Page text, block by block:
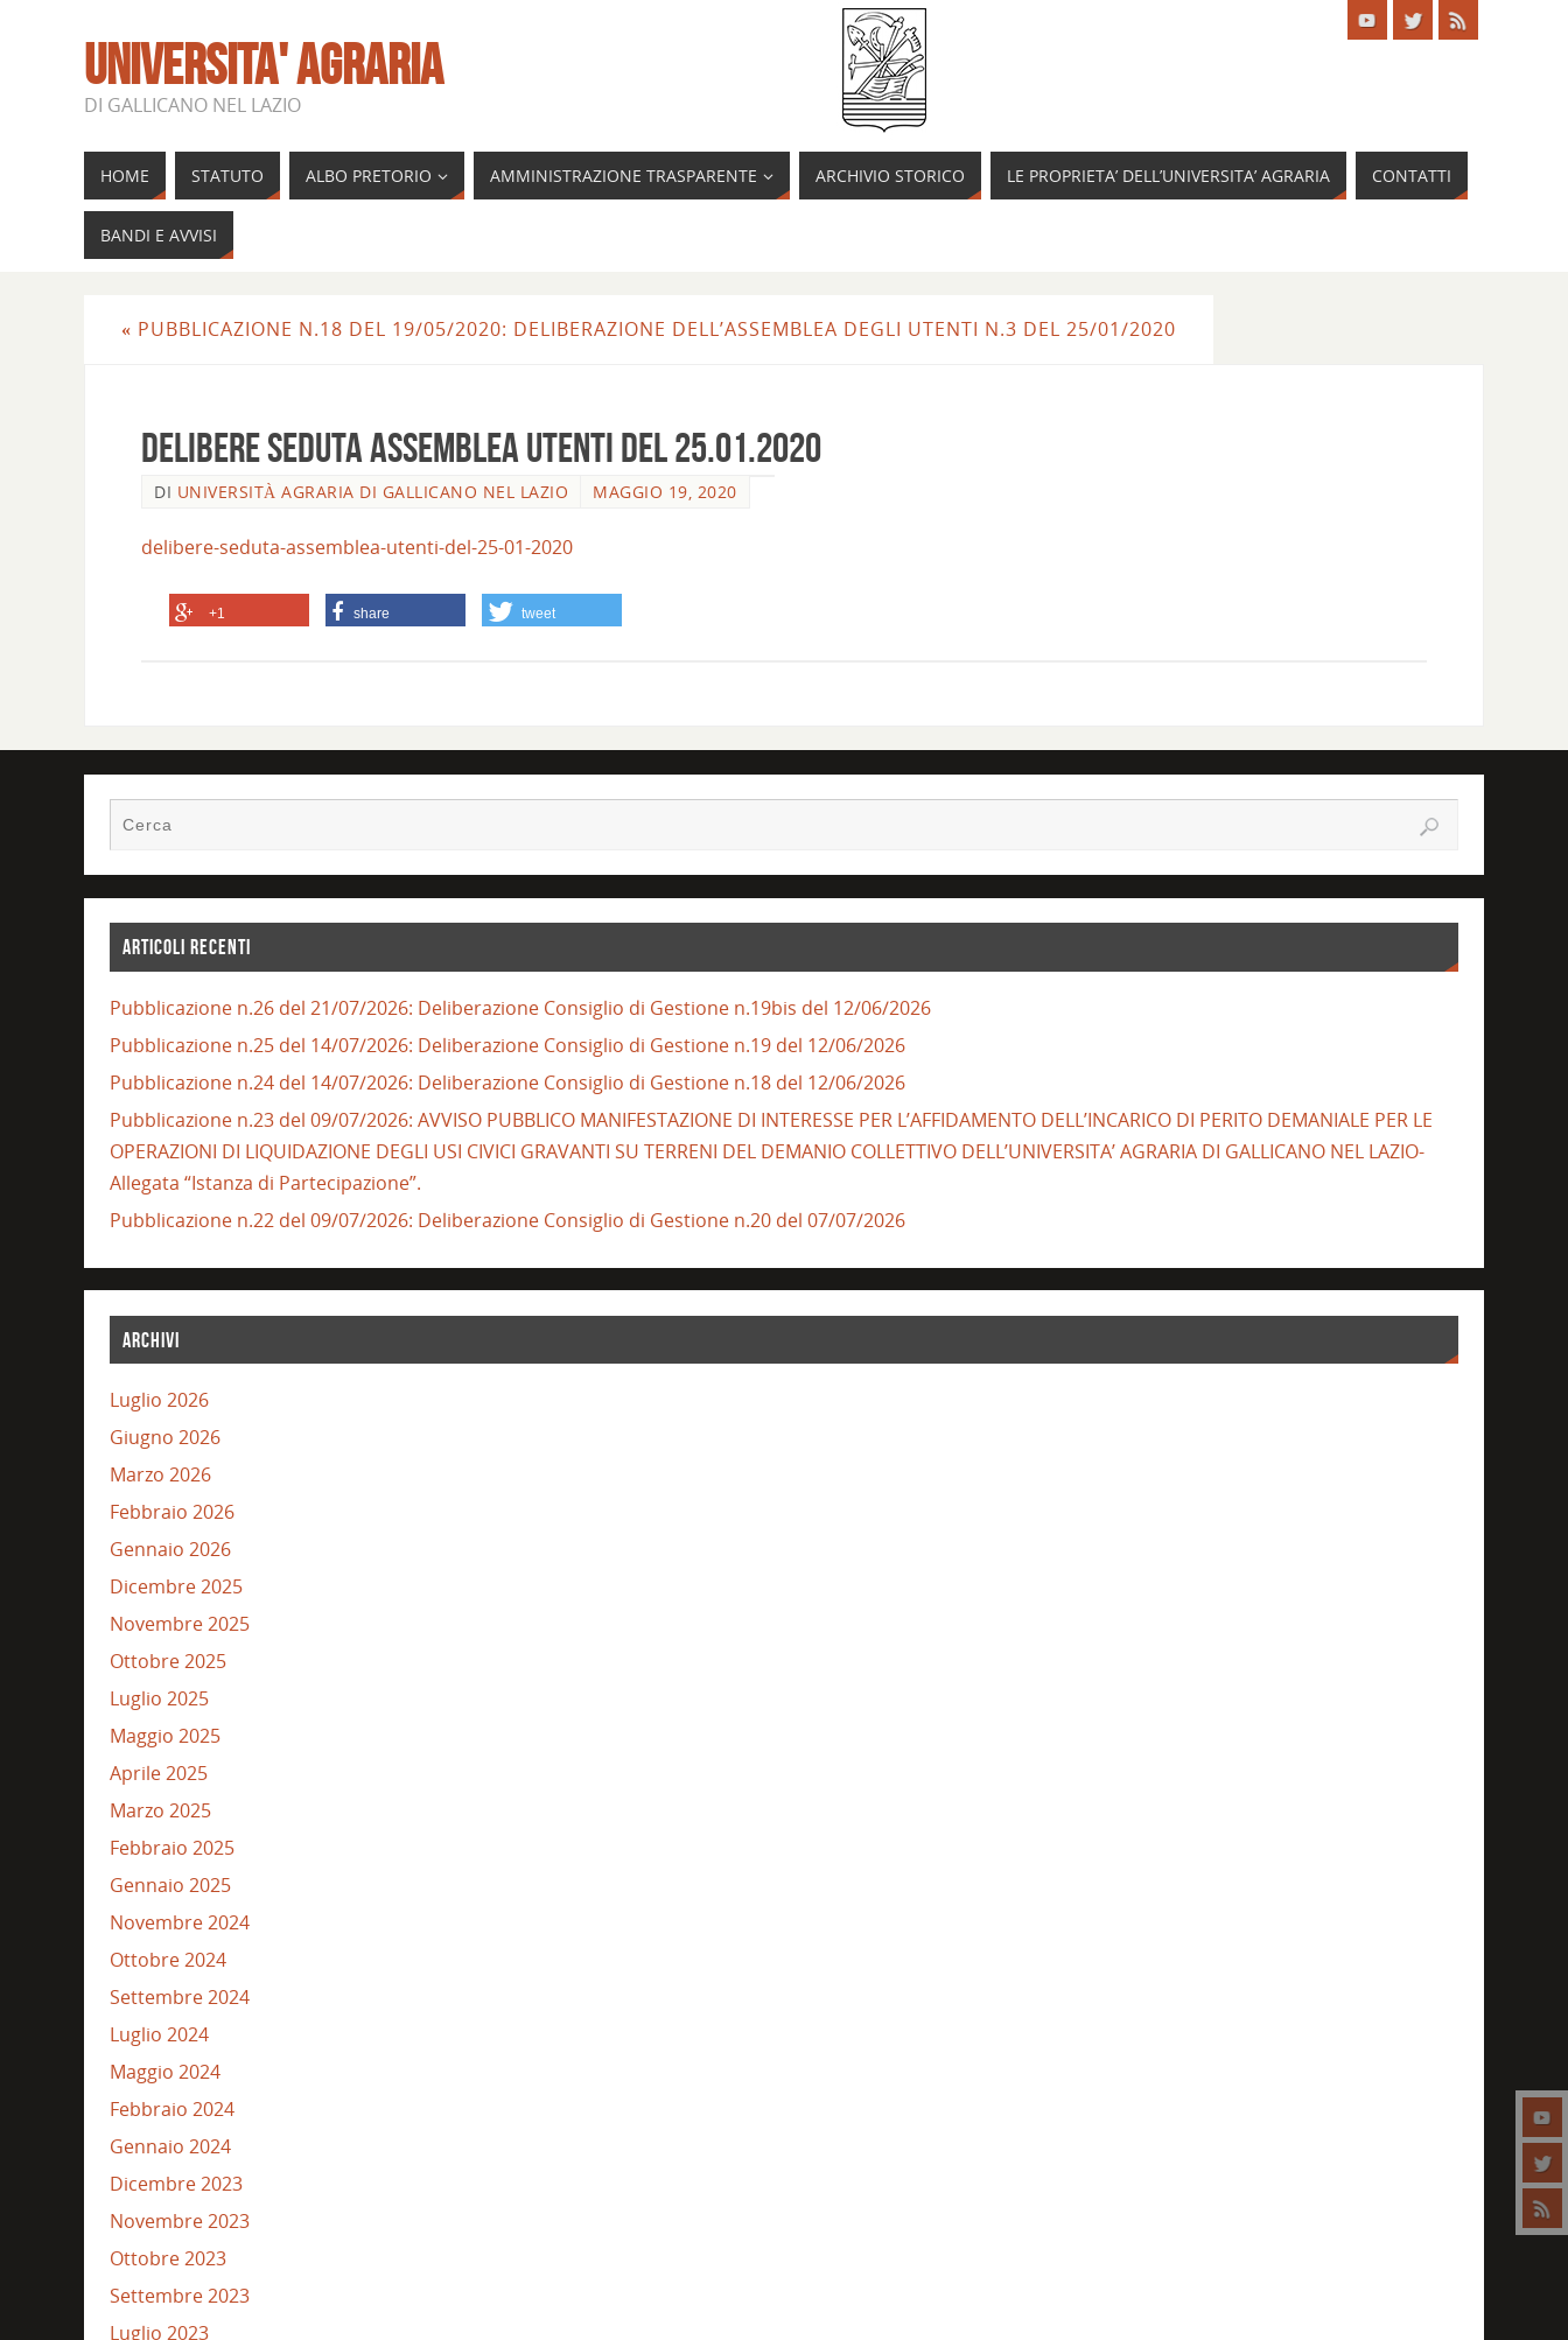
UNIVERSITA' AGRARIA
DI GALLICANO NEL LAZIO
HOME STATUTO ALBO PRETORIO AMMINISTRAZIONE TRASPARENTE ARCHIVIO STORICO LE PROPRIETA’ DELL’UNIVERSITA’ AGRARIA CONTATTI
BANDI E AVVISI
« PUBBLICAZIONE N.18 DEL 19/05/2020: DELIBERAZIONE DELL’ASSEMBLEA DEGLI UTENTI N.3 DEL 25/01/2020
delibere seduta ASSEMBLEA UTENTI DEL 25.01.2020
DI UNIVERSITÀ AGRARIA DI GALLICANO NEL LAZIO MAGGIO 19, 2020
delibere-seduta-assemblea-utenti-del-25-01-2020
+1 share tweet
ARTICOLI RECENTI
Pubblicazione n.26 del 21/07/2026: Deliberazione Consiglio di Gestione n.19bis del 12/06/2026
Pubblicazione n.25 del 14/07/2026: Deliberazione Consiglio di Gestione n.19 del 12/06/2026
Pubblicazione n.24 del 14/07/2026: Deliberazione Consiglio di Gestione n.18 del 12/06/2026
Pubblicazione n.23 del 09/07/2026: AVVISO PUBBLICO MANIFESTAZIONE DI INTERESSE PER L’AFFIDAMENTO DELL’INCARICO DI PERITO DEMANIALE PER LE
OPERAZIONI DI LIQUIDAZIONE DEGLI USI CIVICI GRAVANTI SU TERRENI DEL DEMANIO COLLETTIVO DELL’UNIVERSITA’ AGRARIA DI GALLICANO NEL LAZIO-
Allegata “Istanza di Partecipazione”.
Pubblicazione n.22 del 09/07/2026: Deliberazione Consiglio di Gestione n.20 del 07/07/2026
ARCHIVI
Luglio 2026
Giugno 2026
Marzo 2026
Febbraio 2026
Gennaio 2026
Dicembre 2025
Novembre 2025
Ottobre 2025
Luglio 2025
Maggio 2025
Aprile 2025
Marzo 2025
Febbraio 2025
Gennaio 2025
Novembre 2024
Ottobre 2024
Settembre 2024
Luglio 2024
Maggio 2024
Febbraio 2024
Gennaio 2024
Dicembre 2023
Novembre 2023
Ottobre 2023
Settembre 2023
Luglio 2023